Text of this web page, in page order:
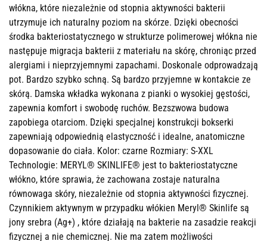
włókna, które niezależnie od stopnia aktywności bakterii
utrzymuje ich naturalny poziom na skórze. Dzięki obecności
środka bakteriostatycznego w strukturze polimerowej włókna nie
następuje migracja bakterii z materiału na skórę, chroniąc przed
alergiami i nieprzyjemnymi zapachami. Doskonale odprowadzają
pot. Bardzo szybko schną. Są bardzo przyjemne w kontakcie ze
skórą. Damska wkładka wykonana z pianki o wysokiej gęstości,
zapewnia komfort i swobodę ruchów. Bezszwowa budowa
zapobiega otarciom. Dzięki specjalnej konstrukcji bokserki
zapewniają odpowiednią elastyczność i idealne, anatomiczne
dopasowanie do ciała. Kolor: czarne Rozmiary: S-XXL
Technologie: MERYL® SKINLIFE® jest to bakteriostatyczne
włókno, które sprawia, że zachowana zostaje naturalna
równowaga skóry, niezależnie od stopnia aktywności fizycznej.
Czynnikiem aktywnym w przypadku włókien Meryl® Skinlife są
jony srebra (Ag+) , które działają na bakterie na zasadzie reakcji
fizycznej a nie chemicznej. Nie ma zatem możliwości